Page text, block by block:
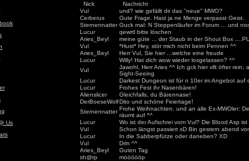
Nick Nachricht
Vul
und? wie gefällt dir das "neue" MWO?
Cerberus
Gute Frage. Hast ja ne Menge verpasst Geist.
Sternennatter Guck mal: N Steppenläufer im Forum ... und
Lucur
qewrtl bitte löschen
Aries_Beyl
meine güte ... der Staub in der Shout Box
Vul
*Hust* Hey, stör mich nicht beim Pennen ^^
Aries_Beyl
Herr Vul, Sie hier ...welche eine freude
Lucur
Willy! Hat dich wow wieder losgelassen? ^^
Vul
Jawohl, Herr Aries ^^ Ich gck hier vllt öfter rein,
Sight-Seeing
Lucur
Darkest Dungeon ist für n 10er im Angebot auf
Lucur
Frohes Fest ihr Nasenbären!
Alienslicer
Gleichfalls, du Bärennase!
DerBoeseWolfDito und schöne Feiertage!
Sternennatter Frohe Weihnachten. und an alle Ex-MWOler:
räumt auf ^^
Lucur
Wo ist der Aufschrei vom Vul? Die Blood Asp
Vul
Schon längst passiert xD Bin gestern abend
Lucur
In die Sabberpfütze oder daneben? XD
Vul
Drin ^^
Aries_Beyl
Guten Tag
sh@rp
möööööp